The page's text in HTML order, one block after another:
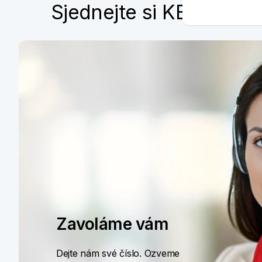
Sjednejte si KB
Zavoláme vám
Dejte nám své číslo. Ozveme